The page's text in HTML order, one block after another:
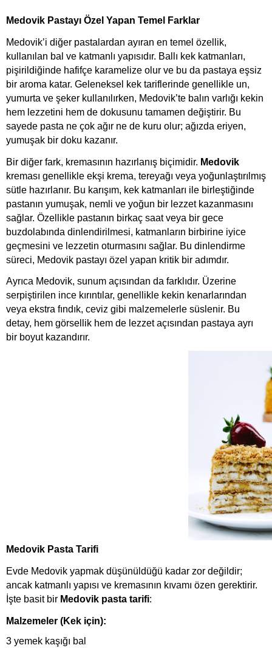
Medovik Pastayı Özel Yapan Temel Farklar
Medovik’i diğer pastalardan ayıran en temel özellik,
kullanılan bal ve katmanlı yapısıdır. Ballı kek katmanları,
pişirildiğinde hafifçe karamelize olur ve bu da pastaya eşsiz
bir aroma katar. Geleneksel kek tariflerinde genellikle un,
yumurta ve şeker kullanılırken, Medovik’te balın varlığı kekin
hem lezzetini hem de dokusunu tamamen değiştirir. Bu
sayede pasta ne çok ağır ne de kuru olur; ağızda eriyen,
yumuşak bir doku kazanır.
Bir diğer fark, kremasının hazırlanış biçimidir. Medovik
kreması genellikle ekşi krema, tereyağı veya yoğunlaştırılmış
sütle hazırlanır. Bu karışım, kek katmanları ile birleştiğinde
pastanın yumuşak, nemli ve yoğun bir lezzet kazanmasını
sağlar. Özellikle pastanın birkaç saat veya bir gece
buzdolabında dinlendirilmesi, katmanların birbirine iyice
geçmesini ve lezzetin oturmasını sağlar. Bu dinlendirme
süreci, Medovik pastayı özel yapan kritik bir adımdır.
Ayrıca Medovik, sunum açısından da farklıdır. Üzerine
serpiştirilen ince kırıntılar, genellikle kekin kenarlarından
veya ekstra fındık, ceviz gibi malzemelerle süslenir. Bu
detay, hem görsellik hem de lezzet açısından pastaya ayrı
bir boyut kazandırır.
Medovik Pasta Tarifi
Evde Medovik yapmak düşünüldüğü kadar zor değildir;
ancak katmanlı yapısı ve kremasının kıvamı özen gerektirir.
İşte basit bir Medovik pasta tarifi:
Malzemeler (Kek için):
3 yemek kaşığı bal